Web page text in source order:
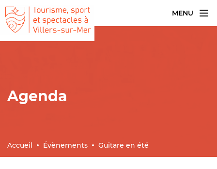
MENU
Accueil Évènements Guitare en été
Agenda